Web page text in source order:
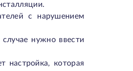
с нарушением
нужно ввести
настройка, которая